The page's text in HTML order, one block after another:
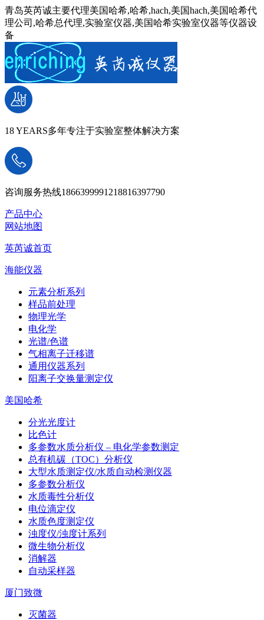
青岛英芮诚主要代理美国哈希,哈希,hach,美国hach,美国哈希代
理公司,哈希总代理,实验室仪器,美国哈希实验室仪器等仪器设
备
18 YEARS多年专注于实验室整体解决方案
咨询服务热线1866399991218816397790
产品中心
网站地图
英芮诚首页
海能仪器
元素分析系列
样品前处理
物理光学
电化学
光谱/色谱
气相离子迁移谱
通用仪器系列
阳离子交换量测定仪
美国哈希
分光光度计
比色计
多参数水质分析仪 – 电化学参数测定
总有机碳（TOC）分析仪
大型水质测定仪/水质自动检测仪器
多参数分析仪
水质毒性分析仪
电位滴定仪
水质色度测定仪
浊度仪/浊度计系列
微生物分析仪
消解器
自动采样器
厦门致微
灭菌器